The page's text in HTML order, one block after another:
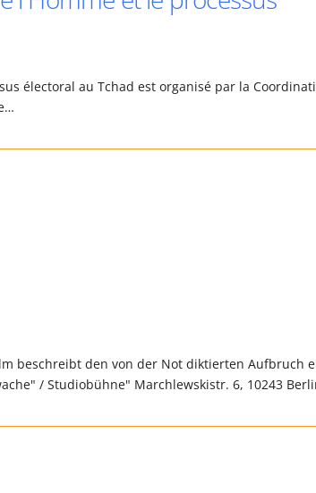
électoral au Tchad est organisé par la
beschreibt den von der Not diktierten Aufbruch
/ Studiobühne" Marchlewskistr. 6, 10243